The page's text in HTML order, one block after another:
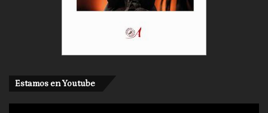
Estamos en Youtube